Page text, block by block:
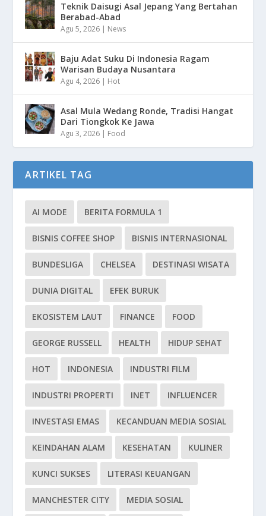
Teknik Daisugi Asal Jepang Yang Bertahan
Berabad-Abad
Agu 5, 2026 | News
Baju Adat Suku Di Indonesia Ragam
Warisan Budaya Nusantara
Agu 4, 2026 | Hot
Asal Mula Wedang Ronde, Tradisi Hangat
Dari Tiongkok Ke Jawa
Agu 3, 2026 | Food
ARTIKEL TAG
AI MODE BERITA FORMULA 1
BISNIS COFFEE SHOP BISNIS INTERNASIONAL
BUNDESLIGA CHELSEA DESTINASI WISATA
DUNIA DIGITAL EFEK BURUK
EKOSISTEM LAUT FINANCE FOOD
GEORGE RUSSELL HEALTH HIDUP SEHAT
HOT INDONESIA INDUSTRI FILM
INDUSTRI PROPERTI INET INFLUENCER
INVESTASI EMAS KECANDUAN MEDIA SOSIAL
KEINDAHAN ALAM KESEHATAN KULINER
KUNCI SUKSES LITERASI KEUANGAN
MANCHESTER CITY MEDIA SOSIAL